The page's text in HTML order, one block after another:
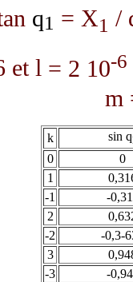
q1 = X1 /
et l = 2 10-6
m
k sin q
0
0
1
-1
-
2
-2
-0,3-
3
-3
-